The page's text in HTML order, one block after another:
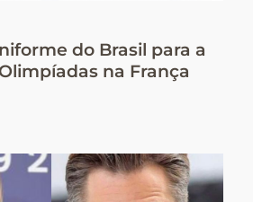
do Brasil para a
na França